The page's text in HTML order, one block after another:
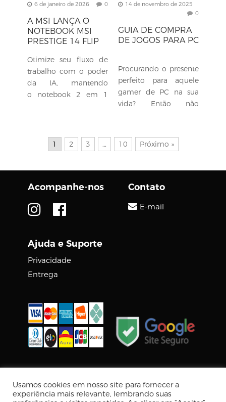
6 de janeiro de 2026 0
A MSI LANÇA O
NOTEBOOK MSI
PRESTIGE 14 FLIP
OLED.
Otimize seu fluxo de
trabalho com o poder
da IA, mantendo
o notebook 2 em 1
Projetado para
potência...
14 de novembro de 2025
0
GUIA DE COMPRA
DE JOGOS PARA PC
Procurando o presente
perfeito para aquele
gamer de PC na sua
vida? Então não
tem tudo o que você
precisa. Seja um novo...
1 2 3 … 10 Próximo »
Acompanhe-nos
Ajuda e Suporte
Privacidade
Entrega
Contato
E-mail
Tecnologia Virtuaria
Usamos cookies em nosso site para fornecer a
experiência mais relevante, lembrando suas